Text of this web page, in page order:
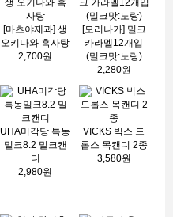
[마츠야제과] 생
오키나와 흑사탕
2,700원
[모리나가] 밀크
카라멜12개입
(밀크맛:노랑)
2,280원
UHA미각당 특농
밀크8.2 밀크캔
디
2,980원
VICKS 빅스 드
롭스 목캔디 2종
3,580원